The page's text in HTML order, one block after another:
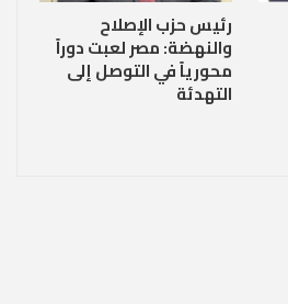
رئيس حزب الإصلاح
والنهضة: مصر لعبت دوراً
محورياً في التوصل إلى
التهدئة